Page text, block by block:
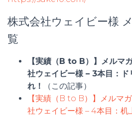
株式会社ウェイビー様
覧
【実績（B to B）】メルマ
社ウェイビー様 – 3本目：ド
れ！
（この記事）
【実績（B to B）】メルマ
社ウェイビー様 – 4本目：机